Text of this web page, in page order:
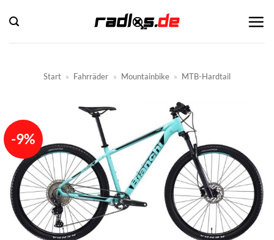
Inhalt
springen
Start » Fahrräder » Mountainbike » MTB-Hardtail
-9%